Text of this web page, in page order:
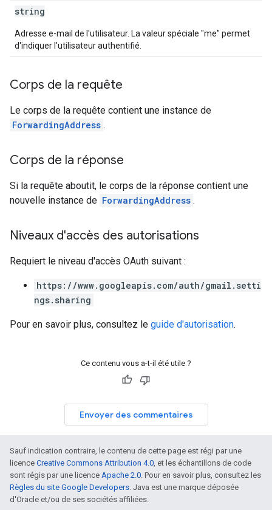
string
Adresse e-mail de l'utilisateur. La valeur spéciale "me" permet
d'indiquer l'utilisateur authentifié.
Corps de la requête
Le corps de la requête contient une instance de
ForwardingAddress .
Corps de la réponse
Si la requête aboutit, le corps de la réponse contient une
nouvelle instance de ForwardingAddress .
Niveaux d'accès des autorisations
Requiert le niveau d'accès OAuth suivant :
https://www.googleapis.com/auth/gmail.setti
ngs.sharing
Pour en savoir plus, consultez le guide d'autorisation.
Ce contenu vous a-t-il été utile ?
Envoyer des commentaires
Sauf indication contraire, le contenu de cette page est régi par une
licence Creative Commons Attribution 4.0, et les échantillons de code
sont régis par une licence Apache 2.0. Pour en savoir plus, consultez les
Règles du site Google Developers. Java est une marque déposée
d'Oracle et/ou de ses sociétés affiliées.